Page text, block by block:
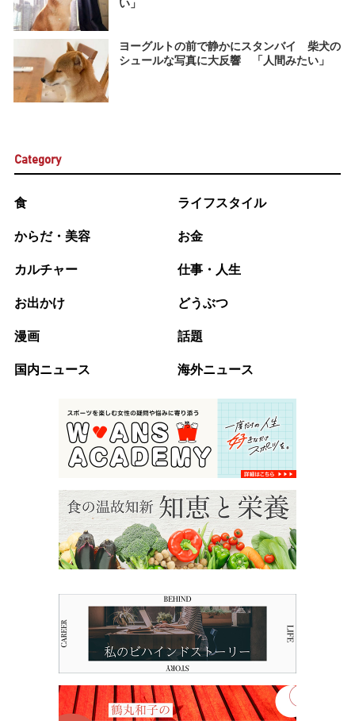
い」
ヨーグルトの前で静かにスタンバイ 柴犬の
シュールな写真に大反響 「人間みたい」
Category
食 ライフスタイル
からだ・美容 お金
カルチャー 仕事・人生
お出かけ どうぶつ
漫画 話題
国内ニュース 海外ニュース